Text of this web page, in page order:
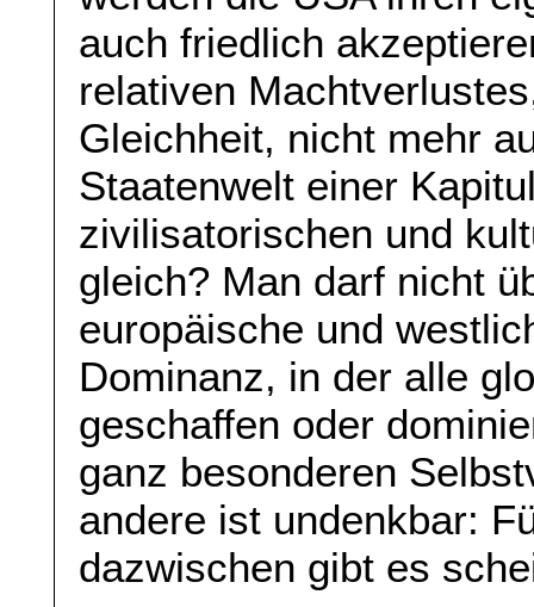
auch friedlich
relativen
Gleichheit, nicht mehr
Staatenwelt einer
zivilisatorischen und
gleich? Man darf nicht
europäische und
Dominanz, in der alle
geschaffen oder
ganz besonderen
andere ist undenkbar:
dazwischen gibt es